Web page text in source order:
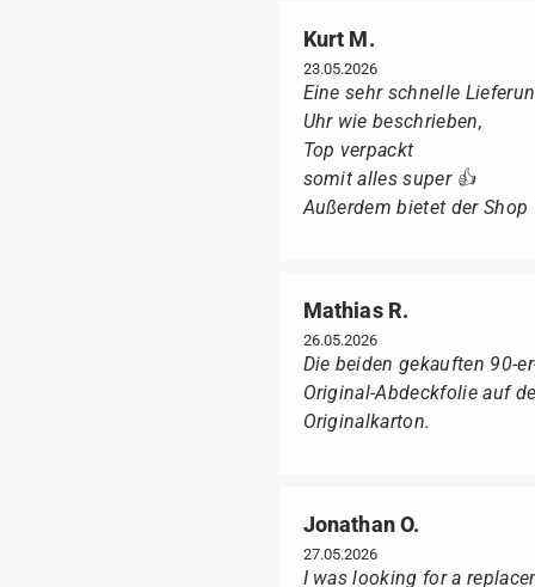
Kurt M.
23.05.2026
Eine sehr schnelle
Uhr wie beschrieben,
Top verpackt
somit alles super 👍
Außerdem bietet der
Mathias R.
26.05.2026
Die beiden gekauften 90-
Original-Abdeckfolie auf
Originalkarton.
Jonathan O.
27.05.2026
I was looking for a